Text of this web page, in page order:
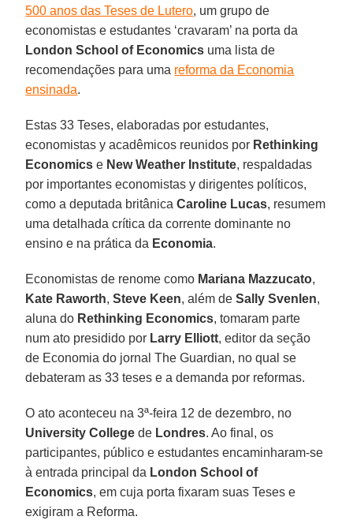
500 anos das Teses de Lutero, um grupo de
economistas e estudantes ‘cravaram’ na porta da
London School of Economics uma lista de
recomendações para uma reforma da Economia
ensinada.
Estas 33 Teses, elaboradas por estudantes,
economistas y acadêmicos reunidos por Rethinking
Economics e New Weather Institute, respaldadas
por importantes economistas y dirigentes políticos,
como a deputada britânicaCaroline Lucas, resumem
uma detalhada crítica da corrente dominante no
ensino e na prática da Economia.
Economistas de renome como Mariana Mazzucato,
Kate Raworth,Steve Keen, além de Sally Svenlen,
aluna do Rethinking Economics, tomaram parte
num ato presidido por Larry Elliott, editor da seção
de Economia do jornal The Guardian, no qual se
debateram as 33 teses e a demanda por reformas.
O ato aconteceu na 3ª-feira 12 de dezembro, no
University College de Londres. Ao final, os
participantes, público e estudantes encaminharam-se
à entrada principal da London School of
Economics, em cuja porta fixaram suas Teses e
exigiram a Reforma.